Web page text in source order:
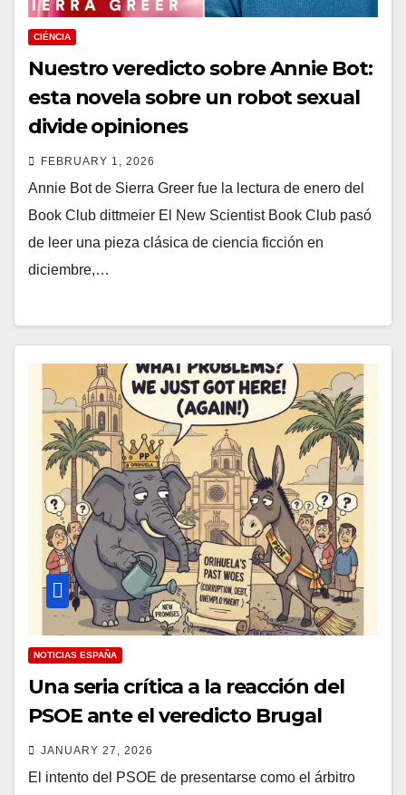
CIÉNCIA
Nuestro veredicto sobre Annie Bot:
esta novela sobre un robot sexual
divide opiniones
FEBRUARY 1, 2026
Annie Bot de Sierra Greer fue la lectura de enero del
Book Club dittmeier El New Scientist Book Club pasó
de leer una pieza clásica de ciencia ficción en
diciembre,…
NOTICIAS ESPAÑA
Una seria crítica a la reacción del
PSOE ante el veredicto Brugal
JANUARY 27, 2026
El intento del PSOE de presentarse como el árbitro